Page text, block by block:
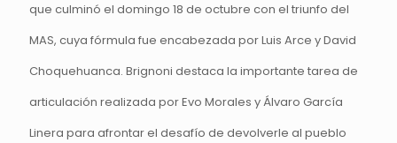
que culminó el domingo 18 de octubre con el triunfo del
MAS, cuya fórmula fue encabezada por Luis Arce y David
Choquehuanca. Brignoni destaca la importante tarea de
articulación realizada por Evo Morales y Álvaro García
Linera para afrontar el desafío de devolverle al pueblo